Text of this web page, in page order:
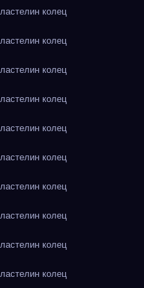
колец
колец
колец
колец
колец
колец
колец
колец
колец
колец